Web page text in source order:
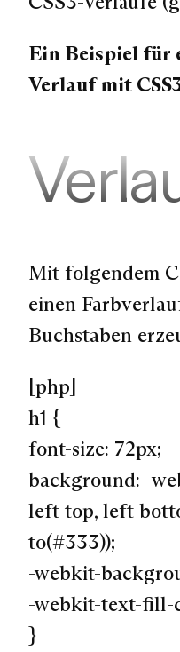
Ein Beispiel für
Verlauf mit
Mit folgendem
einen
Buchstaben
[php]
h1 {
font-size: 72px;
background: -
left top, left
to(#333));
-webkit-
-webkit-text-fill-
}